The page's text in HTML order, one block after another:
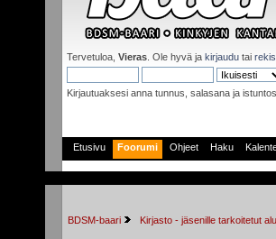
Tervetuloa, Vieras . Ole hyvä ja kirjaudu tai
Kirjautuaksesi anna tunnus, salasana ja
Etusivu Foorumi Ohjeet Haku
BDSM-baari Kirjasto - jäsenille tarkoitetut